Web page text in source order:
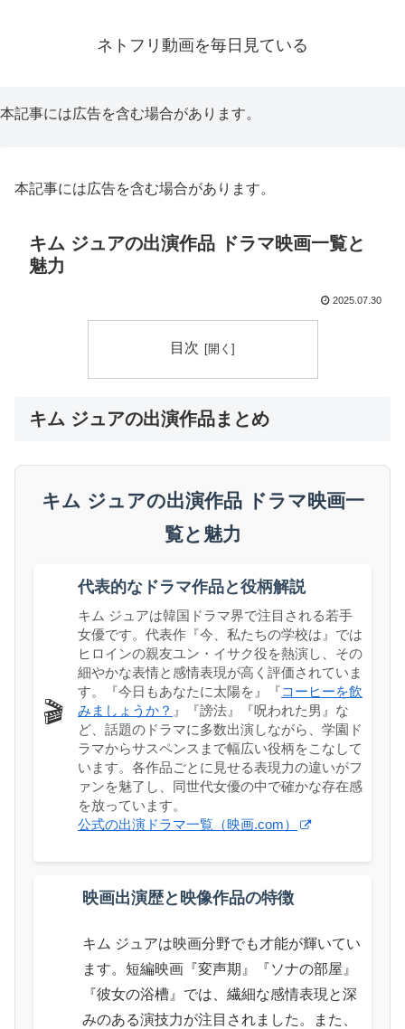
ネトフリ動画を毎日見ている
本記事には広告を含む場合があります。
本記事には広告を含む場合があります。
キム ジュアの出演作品 ドラマ映画一覧と
魅力
2025.07.30
目次
キム ジュアの出演作品まとめ
キム ジュアの出演作品 ドラマ映画一
覧と魅力
🎬
代表的なドラマ作品と役柄解説
キム ジュアは韓国ドラマ界で注目される若手
女優です。代表作『今、私たちの学校は』では
ヒロインの親友ユン・イサク役を熱演し、その
細やかな表情と感情表現が高く評価されていま
す。『今日もあなたに太陽を』『コーヒーを飲
みましょうか？ 』『謗法』『呪われた男』な
ど、話題のドラマに多数出演しながら、学園ド
ラマからサスペンスまで幅広い役柄をこなして
います。各作品ごとに見せる表現力の違いがフ
ァンを魅了し、同世代女優の中で確かな存在感
を放っています。
公式の出演ドラマ一覧（映画.com）
映画出演歴と映像作品の特徴
キム ジュアは映画分野でも才能が輝いてい
ます。短編映画『変声期』『ソナの部屋』
『彼女の浴槽』では、繊細な感情表現と深
みのある演技力が注目されました。また、